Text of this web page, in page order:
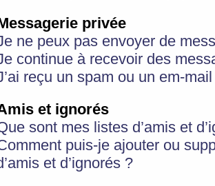
privée
ne peux pas envoyer de
continue à recevoir des
reçu un spam ou un em-
et ignorés
sont mes listes d’amis et
puis-je ajouter ou
et d’ignorés ?